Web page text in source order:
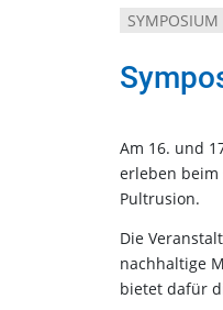
SYMPOSIUM
Am 16. und
erleben beim
Pultrusion.
Die
nachhaltige
bietet dafür